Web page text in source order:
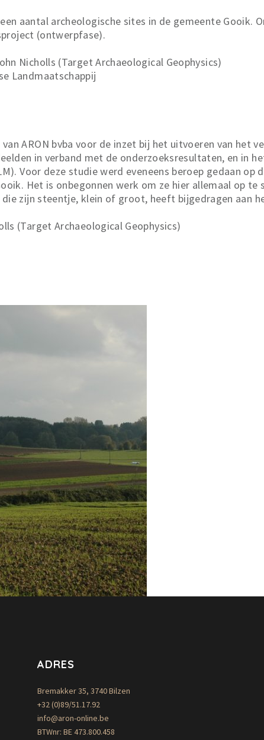
aantal archeologische sites in de gemeente Gooik.
(ontwerpfase).
Nicholls (Target Archaeological Geophysics)
Landmaatschappij
ARON bvba voor de inzet bij het uitvoeren van het
in verband met de onderzoeksresultaten, en in
Voor deze studie werd eveneens beroep gedaan
Het is onbegonnen werk om ze hier allemaal op te
zijn steentje, klein of groot, heeft bijgedragen aan
(Target Archaeological Geophysics)
ADRES
Bremakker 35, 3740 Bilzen
+32 (0)89/51.17.92
info@aron-online.be
BTWnr: BE 473.800.458